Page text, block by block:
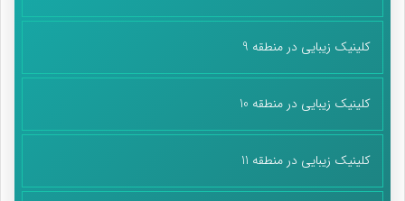
کلینیک زیبایی در منطقه 9
کلینیک زیبایی در منطقه 10
کلینیک زیبایی در منطقه 11